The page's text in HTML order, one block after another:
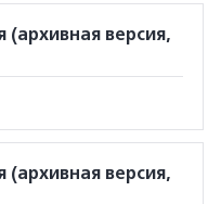
(архивная версия,
(архивная версия,